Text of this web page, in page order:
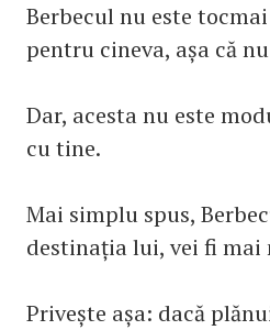
Berbecul nu este
pentru cineva, așa că
Dar, acesta nu este
cu tine.
Mai simplu spus,
destinația lui, vei fi
Privește așa: dacă